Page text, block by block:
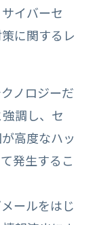
イバーセ
に関するレ
ノロジーだ
調し、セ
高度なハッ
発生するこ
ールをはじ